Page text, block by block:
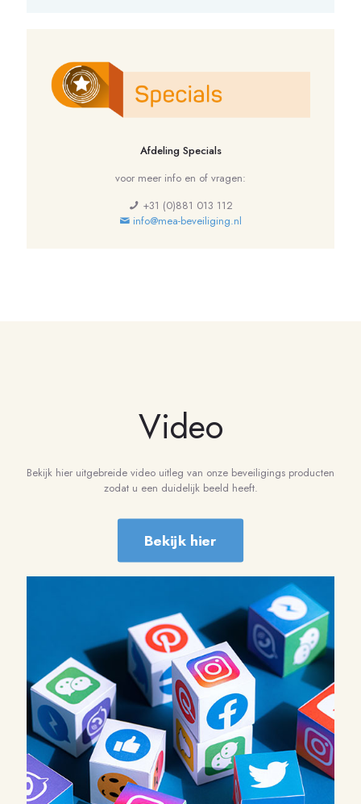
Afdeling Specials
voor meer info en of vragen:
+31 (0)881 013 112
info@mea-beveiliging.nl
Video
Bekijk hier uitgebreide video uitleg van onze beveiligings producten
zodat u een duidelijk beeld heeft.
Bekijk hier